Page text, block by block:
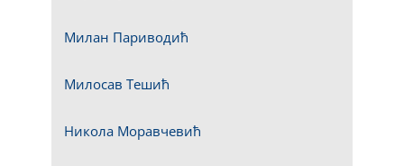
Милан Париводић
Милосав Тешић
Никола Моравчевић